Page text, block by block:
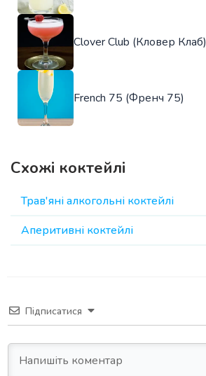
Clover Club (Кловер Клаб)
French 75 (Френч 75)
Схожі коктейлі
Трав'яні алкогольні коктейлі
Аперитивні коктейлі
Підписатися